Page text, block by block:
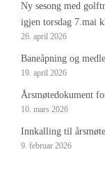
Ny sesong med
igjen torsdag 7.mai
26. april 2026
Baneåpning og
19. april 2026
Årsmøtedokument
10. mars 2026
Innkalling til
9. februar 2026